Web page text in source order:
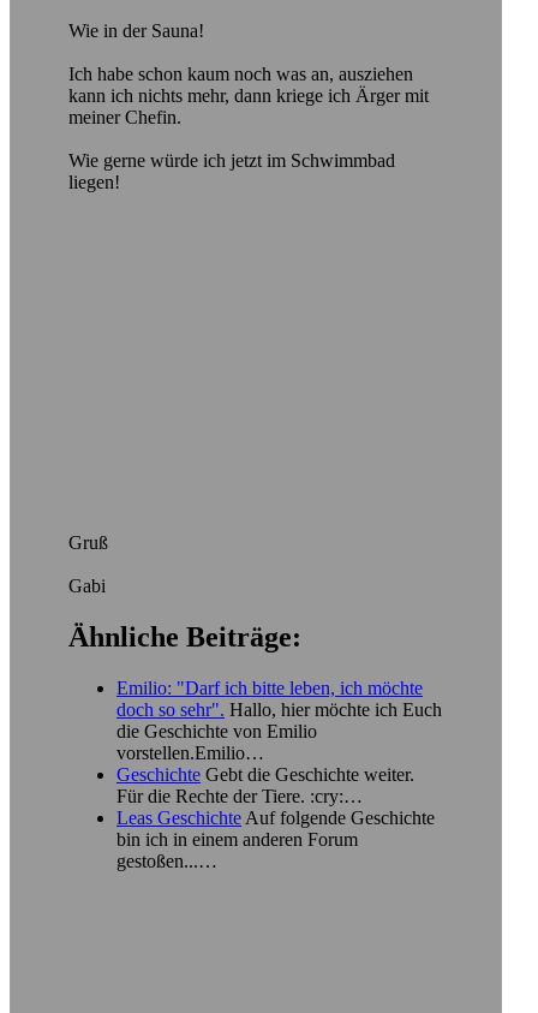
Wie in der Sauna!
Ich habe schon kaum noch was an, ausziehen
kann ich nichts mehr, dann kriege ich Ärger mit
meiner Chefin.
Wie gerne würde ich jetzt im Schwimmbad
liegen!
Gruß
Gabi
Ähnliche Beiträge:
Emilio: "Darf ich bitte leben, ich möchte
doch so sehr". Hallo, hier möchte ich Euch
die Geschichte von Emilio
vorstellen.Emilio…
Geschichte Gebt die Geschichte weiter.
Für die Rechte der Tiere. :cry:…
Leas Geschichte Auf folgende Geschichte
bin ich in einem anderen Forum
gestoßen...…